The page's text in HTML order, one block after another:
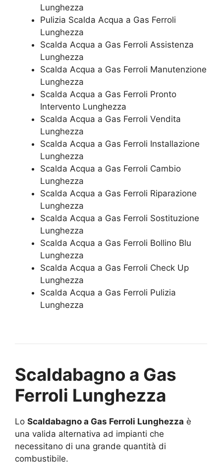
Lunghezza
Pulizia Scalda Acqua a Gas Ferroli
Lunghezza
Scalda Acqua a Gas Ferroli Assistenza
Lunghezza
Scalda Acqua a Gas Ferroli Manutenzione
Lunghezza
Scalda Acqua a Gas Ferroli Pronto
Intervento Lunghezza
Scalda Acqua a Gas Ferroli Vendita
Lunghezza
Scalda Acqua a Gas Ferroli Installazione
Lunghezza
Scalda Acqua a Gas Ferroli Cambio
Lunghezza
Scalda Acqua a Gas Ferroli Riparazione
Lunghezza
Scalda Acqua a Gas Ferroli Sostituzione
Lunghezza
Scalda Acqua a Gas Ferroli Bollino Blu
Lunghezza
Scalda Acqua a Gas Ferroli Check Up
Lunghezza
Scalda Acqua a Gas Ferroli Pulizia
Lunghezza
Scaldabagno a Gas
Ferroli Lunghezza
Lo Scaldabagno a Gas Ferroli Lunghezza è
una valida alternativa ad impianti che
necessitano di una grande quantità di
combustibile.